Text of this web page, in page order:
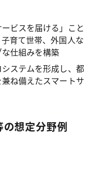
ビスを届ける」こと
育て世帯、外国人な
仕組みを構築
ステムを形成し、都
ね備えたスマートサ
想定分野例